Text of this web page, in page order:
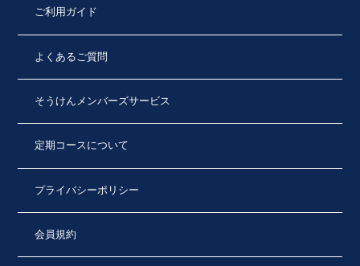
ご利用ガイド
よくあるご質問
そうけんメンバーズサービス
定期コースについて
プライバシーポリシー
会員規約